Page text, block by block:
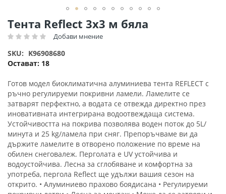
Тента Reflect 3х3 м бяла
Рейтинг: Добави мнение
Остават: 18
SKU K96908680
Готов модел биоклиматична алуминиева тента REFLECT с
ръчно регулируеми покривни ламели. Ламелите се
затварят перфектно, а водата се отвежда директно през
иновативната интегрирана водоотвеждаща система.
Устойчивостта на покрива позволява воден поток до 5L/
минута и 25 kg/ламела при сняг. Препоръчваме ви да
държите ламелите в отворено положение по време на
обилен снеговалеж. Перголата е UV устойчива и
водоустойчива. Лесна за сглобяване и комфортна за
употреба, пергола Reflect ще удължи вашия сезон на
открито. • Алуминиево прахово боядисана • Регулируеми
Преминете
към
началото
на
галерия
снимки